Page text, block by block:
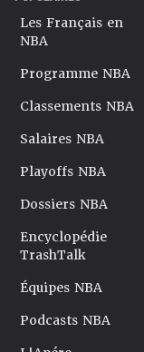
Les Français en
NBA
Programme NBA
Classements NBA
Salaires NBA
Playoffs NBA
Dossiers NBA
Encyclopédie
TrashTalk
Équipes NBA
Podcasts NBA